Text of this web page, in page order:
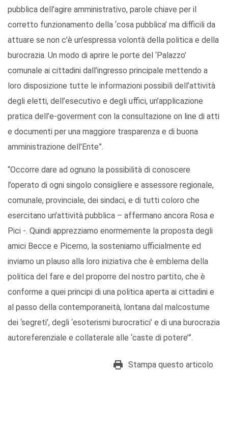
pubblica dell’agire amministrativo, parole chiave per il
corretto funzionamento della ‘cosa pubblica’ ma difficili da
attuare se non c’è un’espressa volontà della politica e della
burocrazia. Un modo di aprire le porte del ‘Palazzo’
comunale ai cittadini dall’ingresso principale mettendo a
loro disposizione tutte le informazioni possibili dell’attività
degli eletti, dell’esecutivo e degli uffici, un’applicazione
pratica dell’e-goverment con la consultazione on line di atti
e documenti per una maggiore trasparenza e di buona
amministrazione dell'Ente”.
“Occorre dare ad ognuno la possibilità di conoscere
l’operato di ogni singolo consigliere e assessore regionale,
comunale, provinciale, dei sindaci, e di tutti coloro che
esercitano un’attività pubblica – affermano ancora Rosa e
Pici -. Quindi apprezziamo enormemente la proposta degli
amici Becce e Picerno, la sosteniamo ufficialmente ed
inviamo un plauso alla loro iniziativa che è emblema della
politica del fare e del proporre del nostro partito, che è
conforme a quei principi di una politica aperta ai cittadini e
al passo della contemporaneità, lontana dal malcostume
dei ‘segreti’, degli ‘esoterismi burocratici’ e di una burocrazia
autoreferenziale e collaterale alle ‘caste di potere’”.
Stampa questo articolo